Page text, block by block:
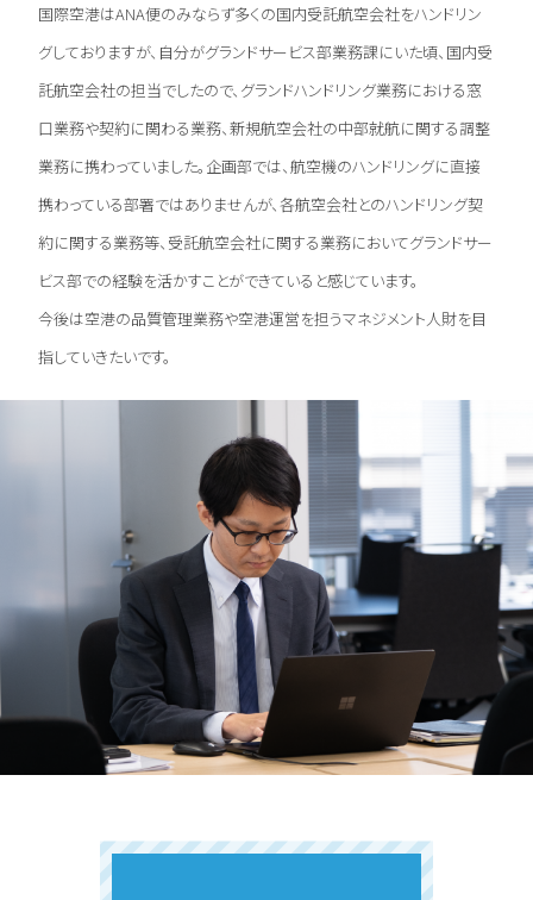
国際空港はANA便のみならず多くの国内受託航空会社をハンドリン
グしておりますが、自分がグランドサービス部業務課にいた頃、国内受
託航空会社の担当でしたので、グランドハンドリング業務における窓
口業務や契約に関わる業務、新規航空会社の中部就航に関する調整
業務に携わっていました。企画部では、航空機のハンドリングに直接
携わっている部署ではありませんが、各航空会社とのハンドリング契
約に関する業務等、受託航空会社に関する業務においてグランドサー
ビス部での経験を活かすことができていると感じています。
今後は空港の品質管理業務や空港運営を担うマネジメント人財を目
指していきたいです。